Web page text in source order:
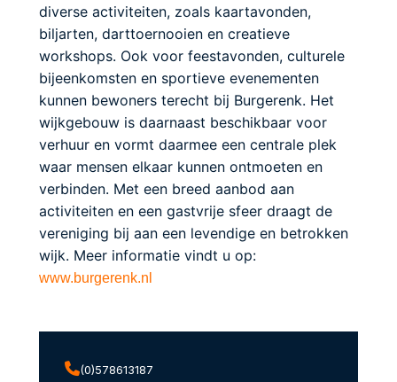
diverse activiteiten, zoals kaartavonden,
biljarten, darttoernooien en creatieve
workshops. Ook voor feestavonden, culturele
bijeenkomsten en sportieve evenementen
kunnen bewoners terecht bij Burgerenk. Het
wijkgebouw is daarnaast beschikbaar voor
verhuur en vormt daarmee een centrale plek
waar mensen elkaar kunnen ontmoeten en
verbinden. Met een breed aanbod aan
activiteiten en een gastvrije sfeer draagt de
vereniging bij aan een levendige en betrokken
wijk. Meer informatie vindt u op:
www.burgerenk.nl
(0)578613187